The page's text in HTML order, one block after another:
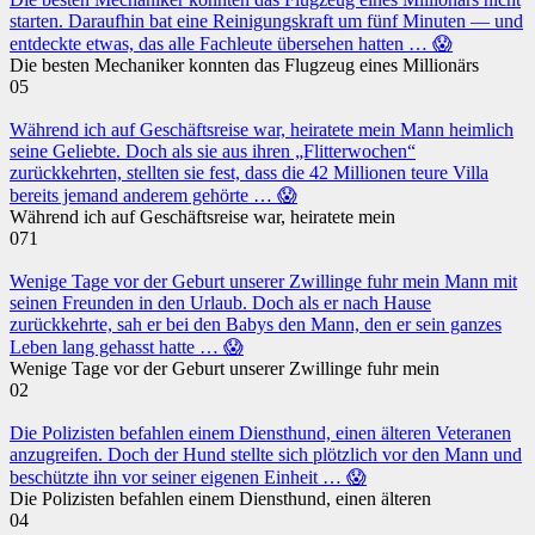
starten. Daraufhin bat eine Reinigungskraft um fünf Minuten — und
entdeckte etwas, das alle Fachleute übersehen hatten … 😱
Die besten Mechaniker konnten das Flugzeug eines Millionärs
05
Während ich auf Geschäftsreise war, heiratete mein Mann heimlich
seine Geliebte. Doch als sie aus ihren „Flitterwochen“
zurückkehrten, stellten sie fest, dass die 42 Millionen teure Villa
bereits jemand anderem gehörte … 😱
Während ich auf Geschäftsreise war, heiratete mein
071
Wenige Tage vor der Geburt unserer Zwillinge fuhr mein Mann mit
seinen Freunden in den Urlaub. Doch als er nach Hause
zurückkehrte, sah er bei den Babys den Mann, den er sein ganzes
Leben lang gehasst hatte … 😱
Wenige Tage vor der Geburt unserer Zwillinge fuhr mein
02
Die Polizisten befahlen einem Diensthund, einen älteren Veteranen
anzugreifen. Doch der Hund stellte sich plötzlich vor den Mann und
beschützte ihn vor seiner eigenen Einheit … 😱
Die Polizisten befahlen einem Diensthund, einen älteren
04